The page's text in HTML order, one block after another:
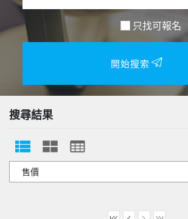
只找可報名
開始搜索
搜尋結果